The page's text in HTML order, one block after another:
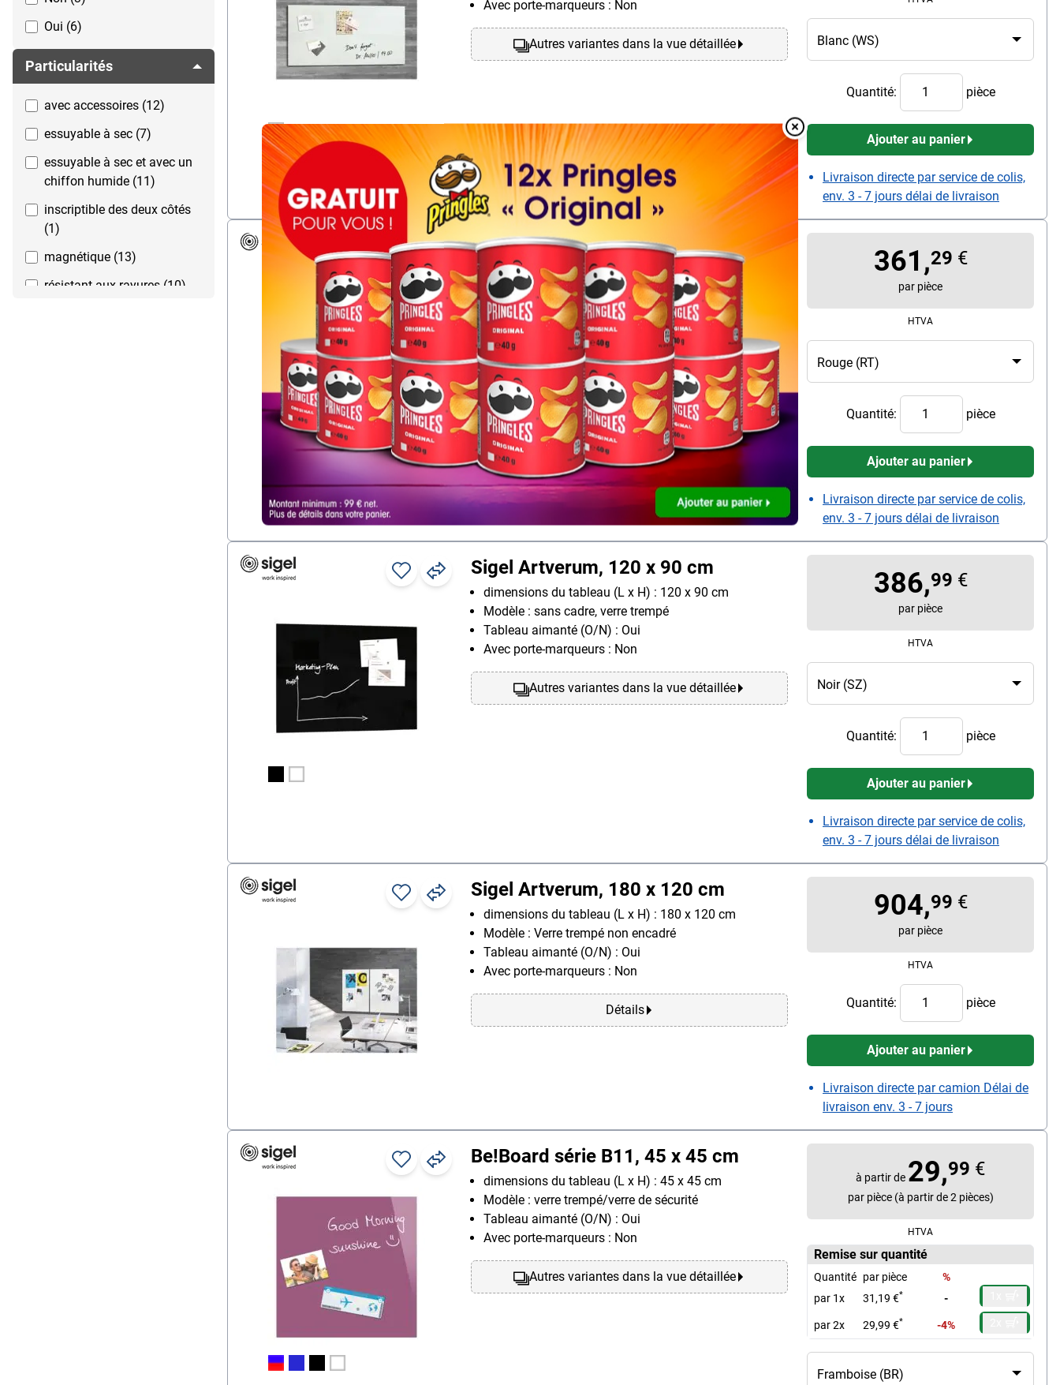
Overlay
Overlay Fermer
90 x 175 cm (1)
Oui (6)
Particularités
avec accessoires (12)
essuyable à sec (7)
essuyable à sec et avec un
chiffon humide (11)
inscriptible des deux côtés
(1)
magnétique (13)
résistant aux rayures (10)
Avec porte-marqueurs : Non
Autres variantes dans la vue détaillée
Quantité: pièce
Ajouter au panier
Livraison directe par service de colis,
env. 3 - 7 jours délai de livraison
Sigel Artverum, 100 x 100 cm
dimensions du tableau (L x H) : 100 x 100 cm
Modèle : sans cadre, verre trempé
Tableau aimanté (O/N) : Oui
Avec porte-marqueurs : Non
Autres variantes dans la vue détaillée
361,29 €
par pièce
HTVA
Quantité: pièce
Ajouter au panier
Livraison directe par service de colis,
env. 3 - 7 jours délai de livraison
Sigel Artverum, 120 x 90 cm
dimensions du tableau (L x H) : 120 x 90 cm
Modèle : sans cadre, verre trempé
Tableau aimanté (O/N) : Oui
Avec porte-marqueurs : Non
Autres variantes dans la vue détaillée
386,99 €
par pièce
HTVA
Quantité: pièce
Ajouter au panier
Livraison directe par service de colis,
env. 3 - 7 jours délai de livraison
Sigel Artverum, 180 x 120 cm
dimensions du tableau (L x H) : 180 x 120 cm
Modèle : Verre trempé non encadré
Tableau aimanté (O/N) : Oui
Avec porte-marqueurs : Non
Détails
904,99 €
par pièce
HTVA
Quantité: pièce
Ajouter au panier
Livraison directe par camion Délai de
livraison env. 3 - 7 jours
Be!Board série B11, 45 x 45 cm
dimensions du tableau (L x H) : 45 x 45 cm
Modèle : verre trempé/verre de sécurité
Tableau aimanté (O/N) : Oui
Avec porte-marqueurs : Non
Autres variantes dans la vue détaillée
à partir de 29,99 €
par pièce (à partir de 2 pièces)
HTVA
Remise sur quantité
Quantité par pièce
%
par 1x
31,19 €* -
par 2x 29,99 €* -4%